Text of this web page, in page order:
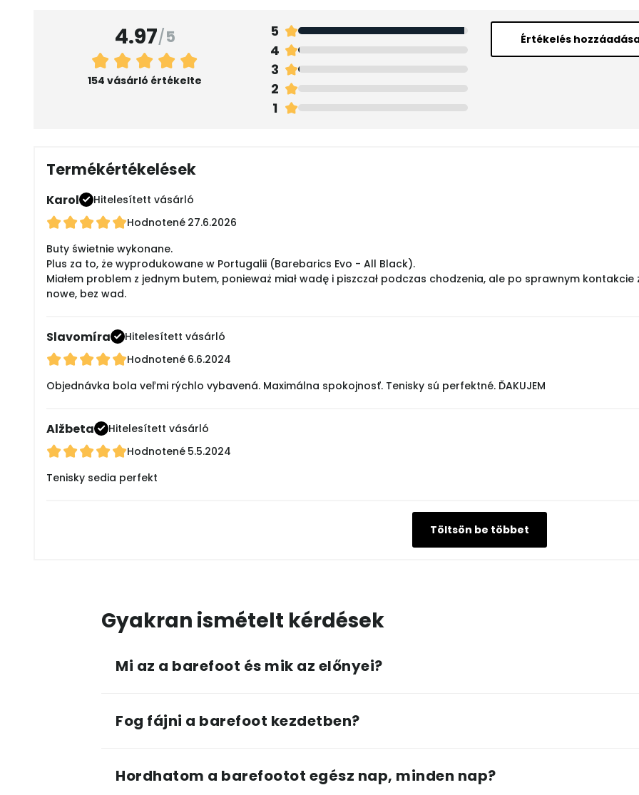
4.97/5
154 vásárló értékelte
5
4
3
2
1
Értékelés
Termékértékelések
Karol
Hitelesített vásárló
Hodnotené 27.6.2026
Buty świetnie wykonane.
Plus za to, że wyprodukowane w Portugalii (Barebarics Evo - All Black).
Miałem problem z jednym butem, ponieważ miał wadę i piszczał podczas chodzenia, ale po sprawnym
nowe, bez wad.
Slavomíra
Hitelesített vásárló
Hodnotené 6.6.2024
Objednávka bola veľmi rýchlo vybavená. Maximálna spokojnosť. Tenisky sú perfektné. ĎAKUJEM
Alžbeta
Hitelesített vásárló
Hodnotené 5.5.2024
Tenisky sedia perfekt
Töltsön be többet
Gyakran ismételt kérdések
Mi az a barefoot és mik az előnyei?
Fog fájni a barefoot kezdetben?
Hordhatom a barefootot egész nap, minden nap?